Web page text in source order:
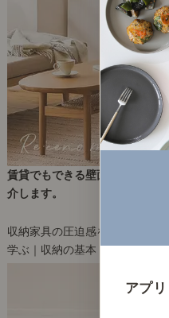
賃貸でもできる壁面収納の考え
介します。
収納家具の圧迫感を和らげるヒ
学ぶ｜収納の基本
アプ